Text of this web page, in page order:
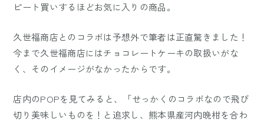
ピート買いするほどお気に入りの商品。
久世福商店とのコラボは予想外で筆者は正直驚きました！
今まで久世福商店にはチョコレートケーキの取扱いがな
く、そのイメージがなかったからです。
店内のPOPを見てみると、「せっかくのコラボなので飛び
切り美味しいものを！と追求し、熊本県産河内晩柑を合わ